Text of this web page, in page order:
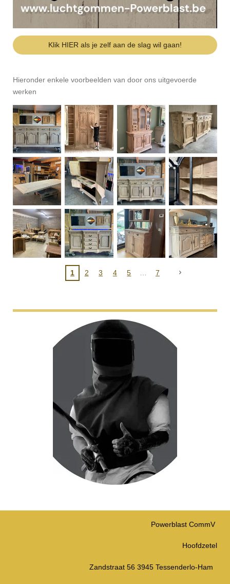
Klik HIER als je zelf aan de slag wil gaan!
Hieronder enkele voorbeelden van door ons uitgevoerde
werken
1 2 3 4 5 7
Powerblast CommV
Hoofdzetel
Zandstraat 56 3945 Tessenderlo-Ham